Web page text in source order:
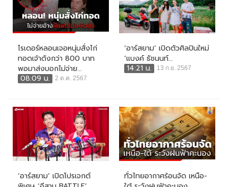
ไรเดอร์หลอนเจอหนุ่มสั่งไก่
ทอดเจ้าดังกว่า 800 บาท
พอมาส่งบอกไม่จ่าย...
08:09 น.
2 ต.ค. 2567
‘อาร์สยาม’ เปิดตัวศิลปินใหม่
‘แบงค์ ธัชนนท์...
14:21 น.
13 ก.ย. 2567
‘อาร์สยาม’ เปิดโปรเจกต์
ทั่วไทยอากาศร้อนจัด เหนือ-